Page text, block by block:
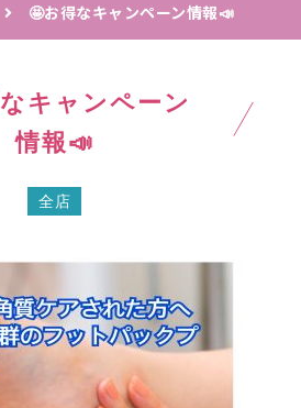
🤩お得なキャンペーン情報📣
キャンペーン
情報📣
全店